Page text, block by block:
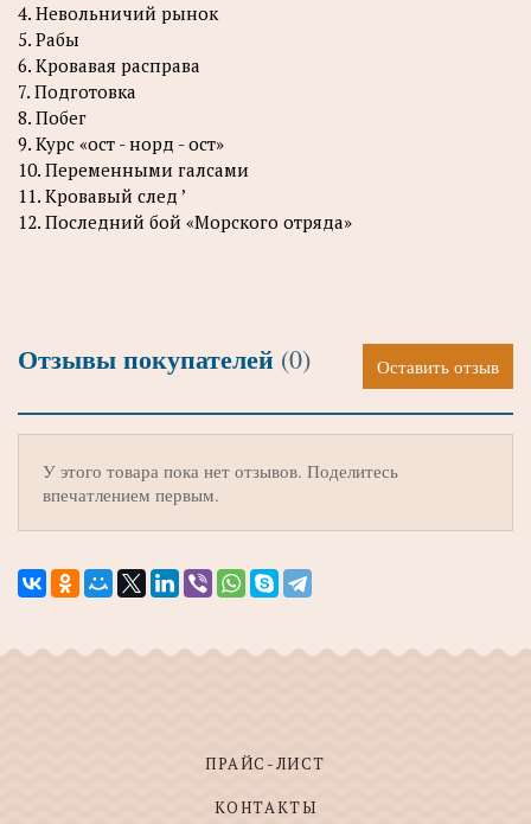
4. Невольничий рынок
5. Рабы
6. Кровавая расправа
7. Подготовка
8. Побег
9. Курс «ост - норд - ост»
10. Переменными галсами
11. Кровавый след ’
12. Последний бой «Морского отряда»
Отзывы покупателей (0) Оставить отзыв
У этого товара пока нет отзывов. Поделитесь
впечатлением первым.
ПРАЙС-ЛИСТ
КОНТАКТЫ